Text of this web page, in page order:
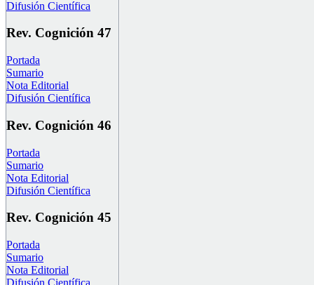
Difusión Científica
Rev. Cognición 47
Portada
Sumario
Nota Editorial
Difusión Científica
Rev. Cognición 46
Portada
Sumario
Nota Editorial
Difusión Científica
Rev. Cognición 45
Portada
Sumario
Nota Editorial
Difusión Científica